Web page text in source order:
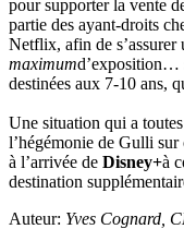
pour supporter la vente
partie des ayant-droits
Netflix, afin de
maximumd’exposition…
destinées aux 7-10 ans,
Une situation qui a
l’hégémonie de Gulli
à l’arrivée de Disney+à
destination
Auteur: Yves Cognard,